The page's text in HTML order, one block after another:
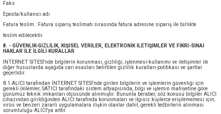
Faks
Eposta/kullanıcı adı
Fatura teslim : Fatura sipariş teslimatı sırasında fatura adresine sipariş ile birlikte
teslim edilecektir.
8. - GÜVENLİK-GİZLİLİK, KİŞİSEL VERİLER, ELEKTRONİK İLETİŞİMLER VE FİKRİ-SINAİ
HAKLAR İLE İLGİLİ KURALLAR
INTERNET SİTESİ'nde bilgilerin korunması, gizliliği, işlenmesi-kullanımı ve iletişimler ile
diğer hususlarda aşağıda cari esasları belirtilen gizlilik kuralları-politikası ve şartlar
geçerlidir.
8.1.ALICI tarafından İNTERNET SİTESİ'nde girilen bilgilerin ve işlemlerin güvenliği için
gerekli önlemler, SATICI tarafındaki sistem altyapısında, bilgi ve işlemin mahiyetine göre
günümüz teknik imkanları ölçüsünde alınmıştır. Bununla beraber, söz konusu bilgiler ALICI
cihazından girildiğinden ALICI tarafında korunmaları ve ilgisiz kişilerce erişilememesi için,
virüs ve benzeri zararlı uygulamalara ilişkin olanlar dahil, gerekli tedbirlerin alınması
sorumluluğu ALICI'ya aittir.